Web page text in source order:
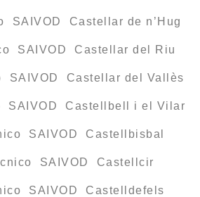
SAIVOD Castellar de n’Hug
SAIVOD Castellar del Riu
SAIVOD Castellar del Vallès
SAIVOD Castellbell i el Vilar
SAIVOD Castellbisbal
SAIVOD Castellcir
SAIVOD Castelldefels